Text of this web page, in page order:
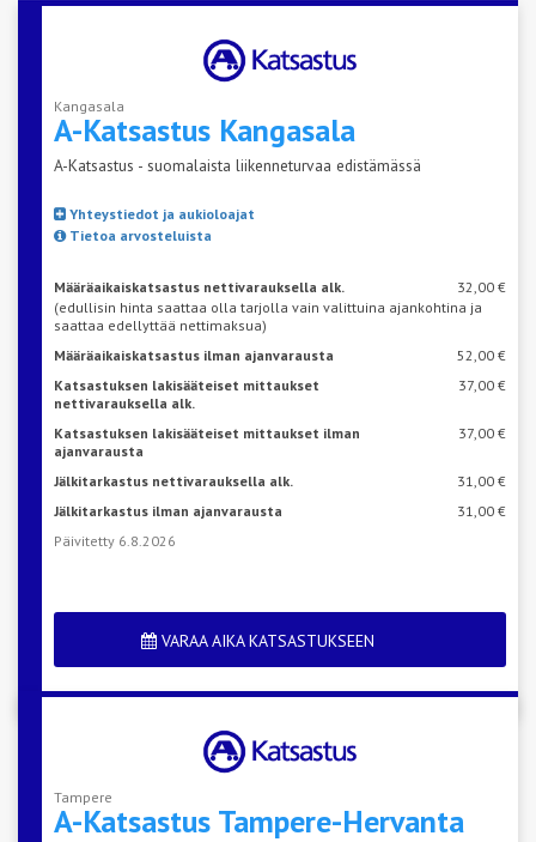
Kangasala
A-Katsastus Kangasala
A-Katsastus - suomalaista liikenneturvaa edistämässä
Yhteystiedot ja aukioloajat
Tietoa arvosteluista
Määräaikaiskatsastus nettivarauksella alk.
32,00 €
(edullisin hinta saattaa olla tarjolla vain valittuina ajankohtina ja
saattaa edellyttää nettimaksua)
Määräaikaiskatsastus ilman ajanvarausta
52,00 €
Katsastuksen lakisääteiset mittaukset
nettivarauksella alk.
37,00 €
Katsastuksen lakisääteiset mittaukset ilman
ajanvarausta
37,00 €
Jälkitarkastus nettivarauksella alk.
31,00 €
Jälkitarkastus ilman ajanvarausta
31,00 €
Päivitetty 6.8.2026
VARAA AIKA KATSASTUKSEEN
Tampere
A-Katsastus Tampere-Hervanta